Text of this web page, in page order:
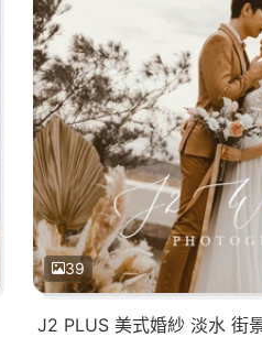
39
J2 PLUS 美式婚紗 淡水 街